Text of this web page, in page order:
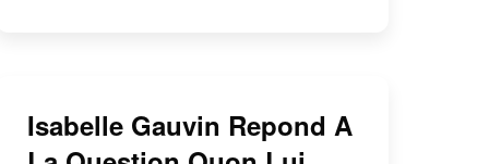
Isabelle Gauvin Repond A